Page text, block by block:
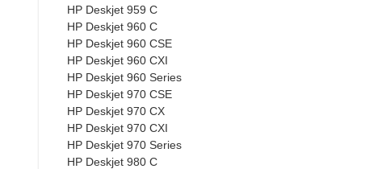
HP Deskjet 959 C
HP Deskjet 960 C
HP Deskjet 960 CSE
HP Deskjet 960 CXI
HP Deskjet 960 Series
HP Deskjet 970 CSE
HP Deskjet 970 CX
HP Deskjet 970 CXI
HP Deskjet 970 Series
HP Deskjet 980 C